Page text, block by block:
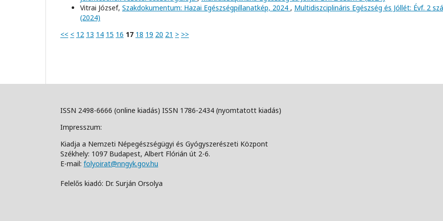
Vitrai József, Szakdokumentum: Hazai Egészségpillanatkép, 2024 , Multidiszciplináris Egészség és Jóllét: Évf. 2
(2024)
<< < 12 13 14 15 16 17 18 19 20 21 > >>
ISSN 2498-6666 (online kiadás) ISSN 1786-2434 (nyomtatott kiadás)
Impresszum:
Kiadja a Nemzeti Népegészségügyi és Gyógyszerészeti Központ
Székhely: 1097 Budapest, Albert Flórián út 2-6.
E-mail: folyoirat@nngyk.gov.hu
Felelős kiadó: Dr. Surján Orsolya